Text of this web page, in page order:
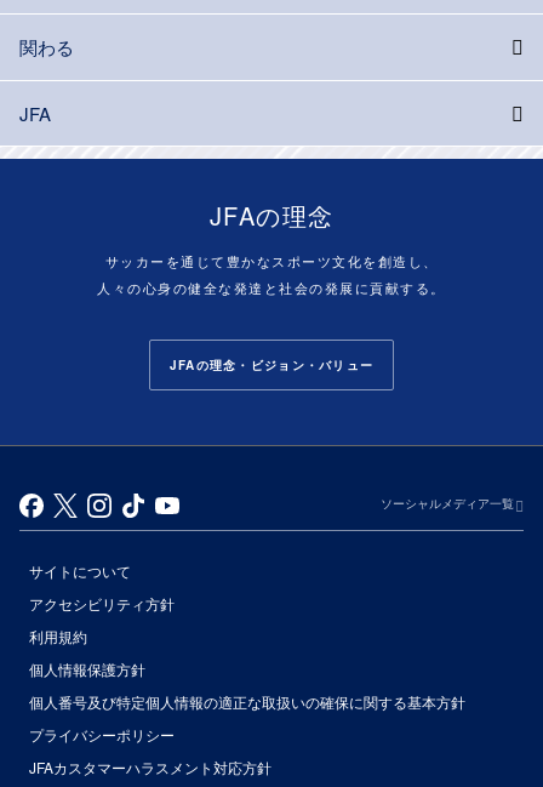
関わる
JFA
JFAの理念
サッカーを通じて豊かなスポーツ文化を創造し、
人々の心身の健全な発達と社会の発展に貢献する。
JFAの理念・ビジョン・バリュー
ソーシャルメディア一覧
サイトについて
アクセシビリティ方針
利用規約
個人情報保護方針
個人番号及び特定個人情報の適正な取扱いの確保に関する基本方針
プライバシーポリシー
JFAカスタマーハラスメント対応方針